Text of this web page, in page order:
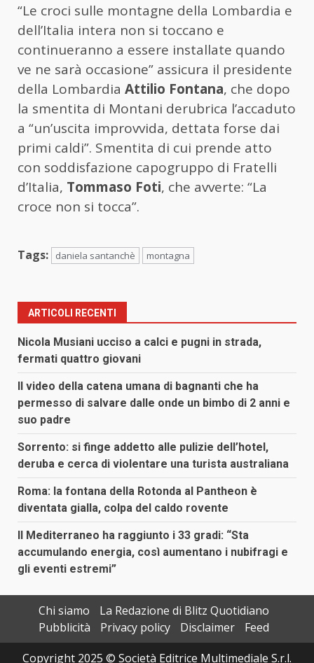
“Le croci sulle montagne della Lombardia e
dell’Italia intera non si toccano e
continueranno a essere installate quando
ve ne sarà occasione” assicura il presidente
della Lombardia Attilio Fontana, che dopo
la smentita di Montani derubrica l’accaduto
a “un’uscita improvvida, dettata forse dai
primi caldi”. Smentita di cui prende atto
con soddisfazione capogruppo di Fratelli
d’Italia, Tommaso Foti, che avverte: “La
croce non si tocca”.
Tags: daniela santanchè montagna
ARTICOLI RECENTI
Nicola Musiani ucciso a calci e pugni in strada,
fermati quattro giovani
Il video della catena umana di bagnanti che ha
permesso di salvare dalle onde un bimbo di 2 anni e
suo padre
Sorrento: si finge addetto alle pulizie dell’hotel,
deruba e cerca di violentare una turista australiana
Roma: la fontana della Rotonda al Pantheon è
diventata gialla, colpa del caldo rovente
Il Mediterraneo ha raggiunto i 33 gradi: “Sta
accumulando energia, così aumentano i nubifragi e
gli eventi estremi”
Chi siamo
La Redazione di Blitz Quotidiano
Pubblicità
Privacy policy Disclaimer
Feed
Copyright 2025 © Società Editrice Multimediale S.r.l.